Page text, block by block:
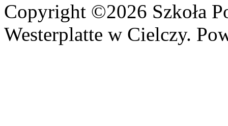
Copyright ©2026 Szkoła
Westerplatte w Cielczy.